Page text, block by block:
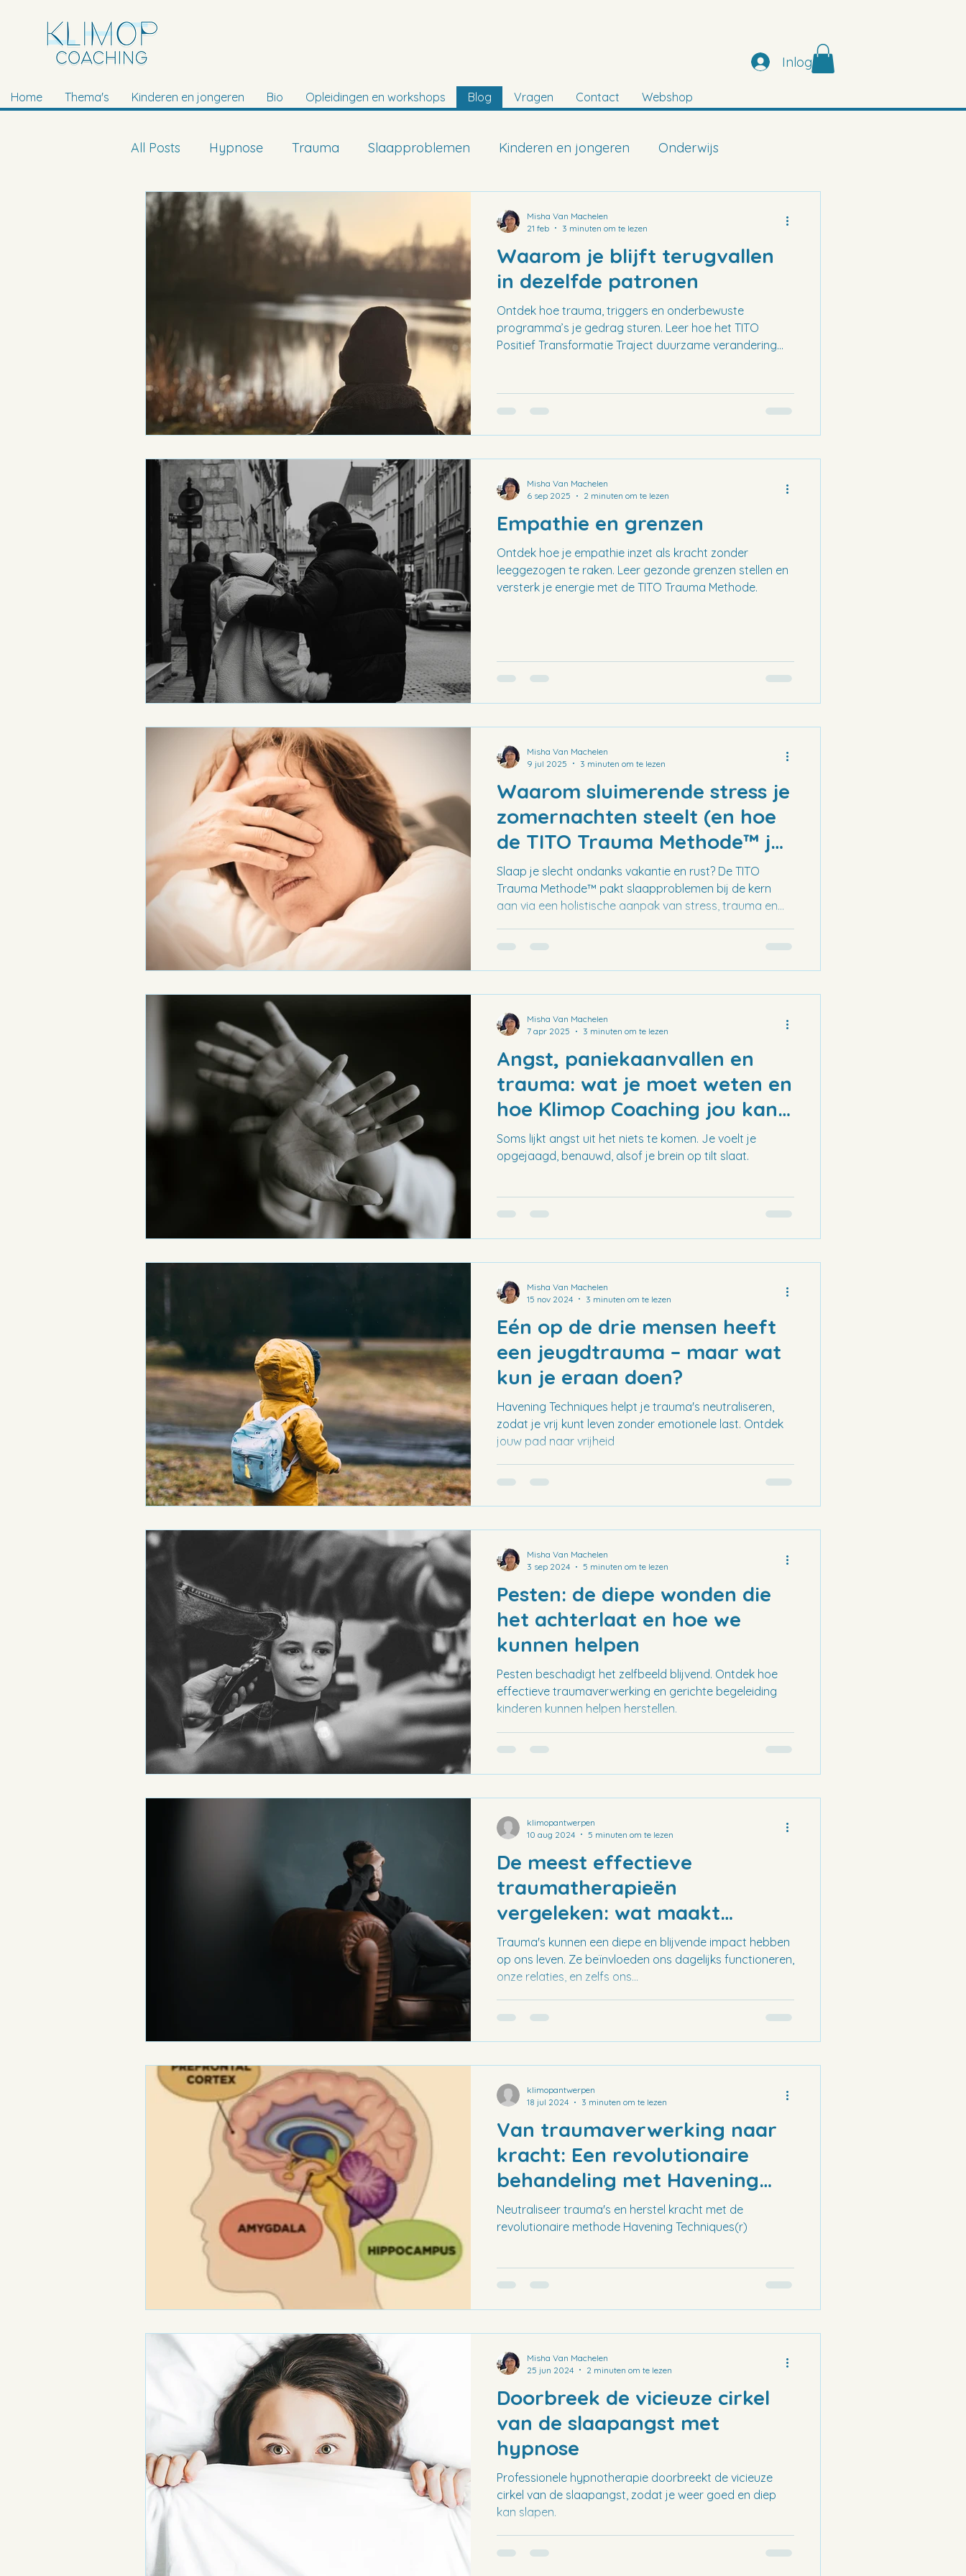
Inloggen
Home Thema's Kinderen en jongeren Bio Opleidingen en workshops Blog Vragen Contact Webshop
All Posts Hypnose Trauma Slaapproblemen Kinderen en jongeren Onderwijs
Tito Trauma Methode
Waarom je blijft terugvallen
in dezelfde patronen
Ontdek hoe trauma, triggers en onderbewuste
programma’s je gedrag sturen. Leer hoe het TITO
Positief Transformatie Traject duurzame verandering
Misha Van Machelen
21 feb
3 minuten om te lezen
Empathie en grenzen
Ontdek hoe je empathie inzet als kracht zonder
leeggezogen te raken. Leer gezonde grenzen stellen en
versterk je energie met de TITO Trauma Methode.
Misha Van Machelen
6 sep 2025
2 minuten om te lezen
Waarom sluimerende stress je
zomernachten steelt (en hoe
de TITO Trauma Methode™ je
slaapproblemen en méér
oplost)
Slaap je slecht ondanks vakantie en rust? De TITO
Trauma Methode™ pakt slaapproblemen bij de kern
aan via een holistische aanpak van stress, trauma en
ontspannen slaapt met tools, hypnose en
Misha Van Machelen
9 jul 2025
3 minuten om te lezen
Angst, paniekaanvallen en
trauma: wat je moet weten en
hoe Klimop Coaching jou kan
helpen
Soms lijkt angst uit het niets te komen. Je voelt je
opgejaagd, benauwd, alsof je brein op tilt slaat.
Misha Van Machelen
7 apr 2025
3 minuten om te lezen
Eén op de drie mensen heeft
een jeugdtrauma – maar wat
kun je eraan doen?
Havening Techniques helpt je trauma's neutraliseren,
zodat je vrij kunt leven zonder emotionele last. Ontdek
jouw pad naar vrijheid
Misha Van Machelen
15 nov 2024
3 minuten om te lezen
Pesten: de diepe wonden die
het achterlaat en hoe we
kunnen helpen
Pesten beschadigt het zelfbeeld blijvend. Ontdek hoe
effectieve traumaverwerking en gerichte begeleiding
kinderen kunnen helpen herstellen.
Misha Van Machelen
3 sep 2024
5 minuten om te lezen
De meest effectieve
traumatherapieën
vergeleken: wat maakt
Havening Techniques® uniek?
Trauma's kunnen een diepe en blijvende impact hebben
op ons leven. Ze beïnvloeden ons dagelijks functioneren,
onze relaties, en zelfs ons...
klimopantwerpen
10 aug 2024
5 minuten om te lezen
Van traumaverwerking naar
kracht: Een revolutionaire
behandeling met Havening
Techniques®
Neutraliseer trauma's en herstel kracht met de
revolutionaire methode Havening Techniques(r)
klimopantwerpen
18 jul 2024
3 minuten om te lezen
Doorbreek de vicieuze cirkel
van de slaapangst met
hypnose
Professionele hypnotherapie doorbreekt de vicieuze
cirkel van de slaapangst, zodat je weer goed en diep
kan slapen.
Misha Van Machelen
25 jun 2024
2 minuten om te lezen